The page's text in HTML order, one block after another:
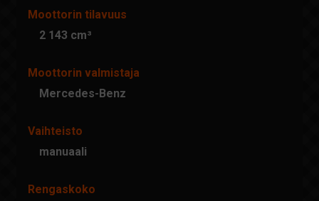
Moottorin tilavuus
2 143 cm³
Moottorin valmistaja
Mercedes-Benz
Vaihteisto
manuaali
Rengaskoko